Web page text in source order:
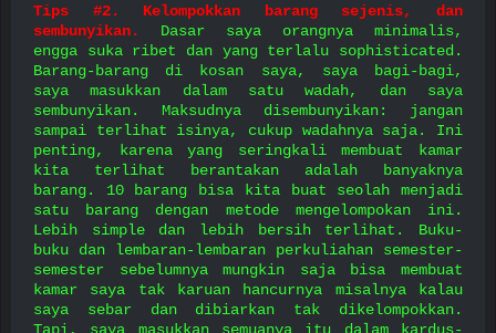
Tips #2. Kelompokkan barang sejenis, dan
sembunyikan.
Dasar saya orangnya minimalis,
engga suka ribet dan yang terlalu sophisticated.
Barang-barang di kosan saya, saya bagi-bagi,
saya masukkan dalam satu wadah, dan saya
sembunyikan. Maksudnya disembunyikan: jangan
sampai terlihat isinya, cukup wadahnya saja. Ini
penting, karena yang seringkali membuat kamar
kita terlihat berantakan adalah banyaknya
barang. 10 barang bisa kita buat seolah menjadi
satu barang dengan metode mengelompokan ini.
Lebih simple dan lebih bersih terlihat. Buku-
buku dan lembaran-lembaran perkuliahan semester-
semester sebelumnya mungkin saja bisa membuat
kamar saya tak karuan hancurnya misalnya kalau
saya sebar dan dibiarkan tak dikelompokkan.
Tapi, saya masukkan semuanya itu dalam kardus-